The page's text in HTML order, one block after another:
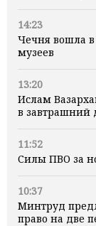
14:23
Чечня вошла в
музеев
13:20
Ислам
в завтрашний
11:52
Силы ПВО за
10:37
Минтруд
право на две